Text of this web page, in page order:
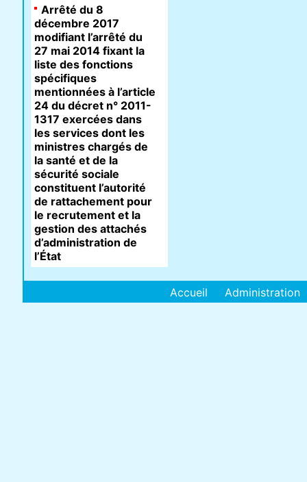
Arrêté du 8
décembre 2017
modifiant l’arrêté du
27 mai 2014 fixant la
liste des fonctions
spécifiques
mentionnées à l’article
24 du décret n° 2011-
1317 exercées dans
les services dont les
ministres chargés de
la santé et de la
sécurité sociale
constituent l’autorité
de rattachement pour
le recrutement et la
gestion des attachés
d’administration de
l’État
Accueil Administration